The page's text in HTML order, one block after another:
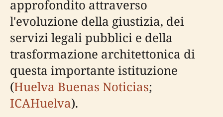
approfondito attraverso
l'evoluzione della giustizia, dei
servizi legali pubblici e della
trasformazione architettonica di
questa importante istituzione
(Huelva Buenas Noticias;
ICAHuelva).